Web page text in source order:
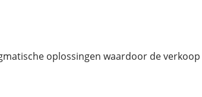
oplossingen waardoor de verkoop